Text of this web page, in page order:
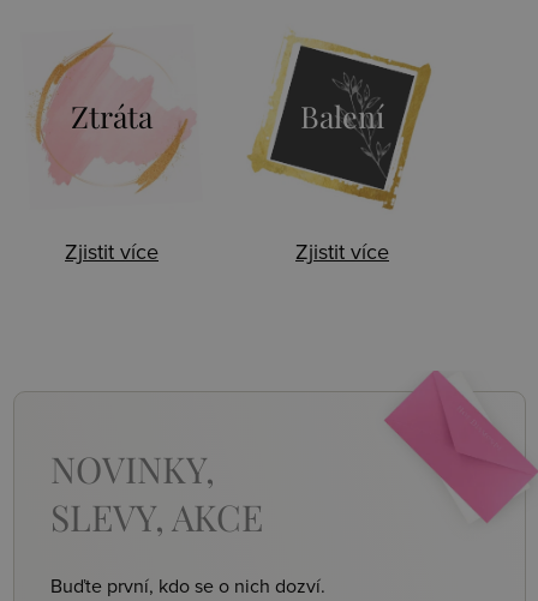
Ztráta
Zjistit více
Balení
Zjistit více
NOVINKY,
SLEVY, AKCE
Buďte první, kdo se o nich dozví.